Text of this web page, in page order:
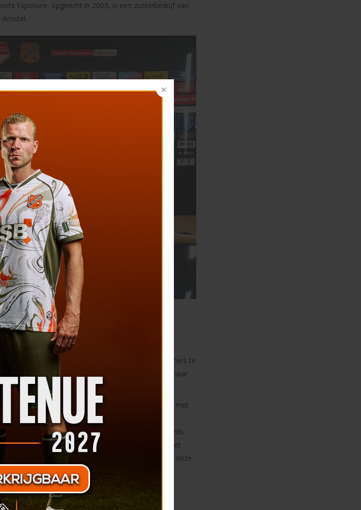
Exposure, opgericht in 2003, is een zusterbedrijf van
met de contractverlenging. "We genereren als FC
dit bereik, bijvoorbeeld via reclame op de
We zijn blij om via Sports Exposure nieuwe partners te
We werken al jaren prettig samen en we kijken er naar
"
Het wederzijdse vertrouwen wordt nu bekrachtigd met
streven naar langdurige samenwerkingen met
is FC Volendam een mooi voorbeeld hoe wij reeds
Deze verlengde samenwerking tot en met
TV-exposureaanbod aan te kunnen bieden richting onze